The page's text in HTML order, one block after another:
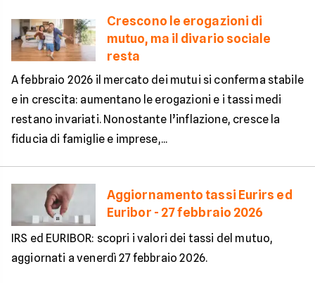
Crescono le erogazioni di
mutuo, ma il divario sociale
resta
A febbraio 2026 il mercato dei mutui si conferma stabile
e in crescita: aumentano le erogazioni e i tassi medi
restano invariati. Nonostante l’inflazione, cresce la
fiducia di famiglie e imprese,...
Aggiornamento tassi Eurirs ed
Euribor - 27 febbraio 2026
IRS ed EURIBOR: scopri i valori dei tassi del mutuo,
aggiornati a venerdì 27 febbraio 2026.